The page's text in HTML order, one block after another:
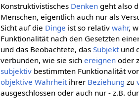
Konstruktivistisches Denken geht also
Menschen, eigentlich auch nur als
Sicht auf die Dinge ist so relativwahr,
Funktionalität nach den Gesetzten
und das Beobachtete, dasSubjekt und
verbunden, wie sie sichereignen oder
subjektiv bestimmten Funktionalität
objektive Wahrheit ihrer Beziehung zu
ausgeschlossen oder auch nur - z.B.